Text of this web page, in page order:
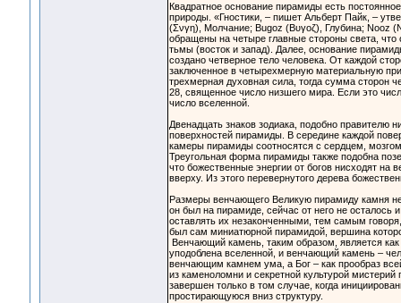
Квадратное основание пирамиды есть
природы. «Гностики, – пишет Альберт Пайк, –
(Σνγη), Молчание; Bugoz (Βυγοζ), Глубина; Nooz
обращены на четыре главные стороны света, что
тьмы (восток и запад). Далее, основание
создано четверное тело человека. От каждой
заключенное в четырехмерную материальную
трехмерная духовная сила, тогда сумма сторон
28, священное число низшего мира. Если это
число вселенной.
Двенадцать знаков зодиака, подобно правителю
поверхностей пирамиды. В середине каждой
камеры пирамиды соотносятся с сердцем,
Треугольная форма пирамиды также подобна
что божественные энергии от богов нисходят на
вверху. Из этого перевернутого дерева
Размеры венчающего Великую пирамиду камня
он был на пирамиде, сейчас от него не осталось
оставлять их незаконченными, тем самым
был сам миниатюрной пирамидой, вершина
Венчающий камень, таким образом, является
уподоблена вселенной, и венчающий камень –
венчающим камнем ума, а Бог – как прообраз
из каменоломни и секретной культурой
завершен только в том случае, когда
простирающуюся вниз структуру.